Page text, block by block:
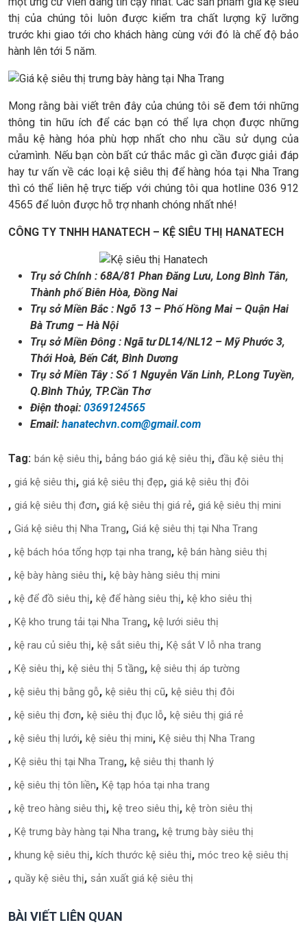
thị của chúng tôi luôn được kiểm tra chất lượng kỹ lưỡng
trước khi giao tới cho khách hàng cùng với đó là chế độ bảo
hành lên tới 5 năm.
Mong rằng bài viết trên đây của chúng tôi sẽ đem tới những
thông tin hữu ích để các bạn có thể lựa chọn được những
mẫu kệ hàng hóa phù hợp nhất cho nhu cầu sử dụng của
cửamình. Nếu bạn còn bất cứ thắc mắc gì cần được giải đáp
hay tư vấn về các loại kệ siêu thị để hàng hóa tại Nha Trang
thì có thể liên hệ trực tiếp với chúng tôi qua hotline 036 912
4565 để luôn được hỗ trợ nhanh chóng nhất nhé!
CÔNG TY TNHH HANATECH – KỆ SIÊU THỊ HANATECH
Trụ sở Chính : 68A/81 Phan Đăng Lưu, Long Bình Tân,
Thành phố Biên Hòa, Đồng Nai
Trụ sở Miền Bắc : Ngõ 13 – Phố Hồng Mai – Quận Hai
Bà Trưng – Hà Nội
Trụ sở Miền Đông : Ngã tư DL14/NL12 – Mỹ Phước 3,
Thới Hoà, Bến Cát, Bình Dương
Trụ sở Miền Tây : Số 1 Nguyễn Văn Linh, P.Long Tuyền,
Q.Bình Thủy, TP.Cần Thơ
Điện thoại: 0369124565
Email: hanatechvn.com@gmail.com
Tag: bán kệ siêu thị bảng báo giá kệ siêu thị đầu kệ siêu thị
giá kệ siêu thị giá kệ siêu thị đẹp giá kệ siêu thị đôi
giá kệ siêu thị đơn giá kệ siêu thị giá rẻ giá kệ siêu thị mini
Giá kệ siêu thị Nha Trang Giá kệ siêu thị tại Nha Trang
kệ bách hóa tổng hợp tại nha trang kệ bán hàng siêu thị
kệ bày hàng siêu thị kệ bày hàng siêu thị mini
kệ để đồ siêu thị kệ để hàng siêu thị kệ kho siêu thị
Kệ kho trung tải tại Nha Trang kệ lưới siêu thị
kệ rau củ siêu thị kệ sắt siêu thị Kệ sắt V lỗ nha trang
Kệ siêu thị kệ siêu thị 5 tầng kệ siêu thị áp tường
kệ siêu thị bằng gỗ kệ siêu thị cũ kệ siêu thị đôi
kệ siêu thị đơn kệ siêu thị đục lỗ kệ siêu thị giá rẻ
kệ siêu thị lưới kệ siêu thị mini Kệ siêu thị Nha Trang
Kệ siêu thị tại Nha Trang kệ siêu thị thanh lý
kệ siêu thị tôn liền Kệ tạp hóa tại nha trang
kệ treo hàng siêu thị kệ treo siêu thị kệ tròn siêu thị
Kệ trưng bày hàng tại Nha trang kệ trưng bày siêu thị
khung kệ siêu thị kích thước kệ siêu thị móc treo kệ siêu thị
quầy kệ siêu thị
sản xuất giá kệ siêu thị
BÀI VIẾT LIÊN QUAN